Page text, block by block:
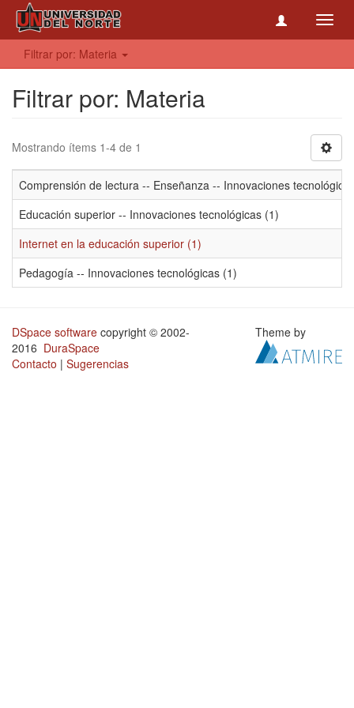
Filtrar por: Materia
Filtrar por: Materia
Mostrando ítems 1-4 de 1
Comprensión de lectura -- Enseñanza -- Innovaciones
Educación superior -- Innovaciones tecnológicas (1)
Internet en la educación superior (1)
Pedagogía -- Innovaciones tecnológicas (1)
DSpace software copyright © 2002-
2016 DuraSpace
Contacto | Sugerencias
Theme by